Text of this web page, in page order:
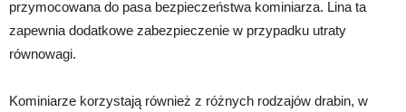
przymocowana do pasa bezpieczeństwa kominiarza. Lina ta
zapewnia dodatkowe zabezpieczenie w przypadku utraty
równowagi.
Kominiarze korzystają również z różnych rodzajów drabin, w